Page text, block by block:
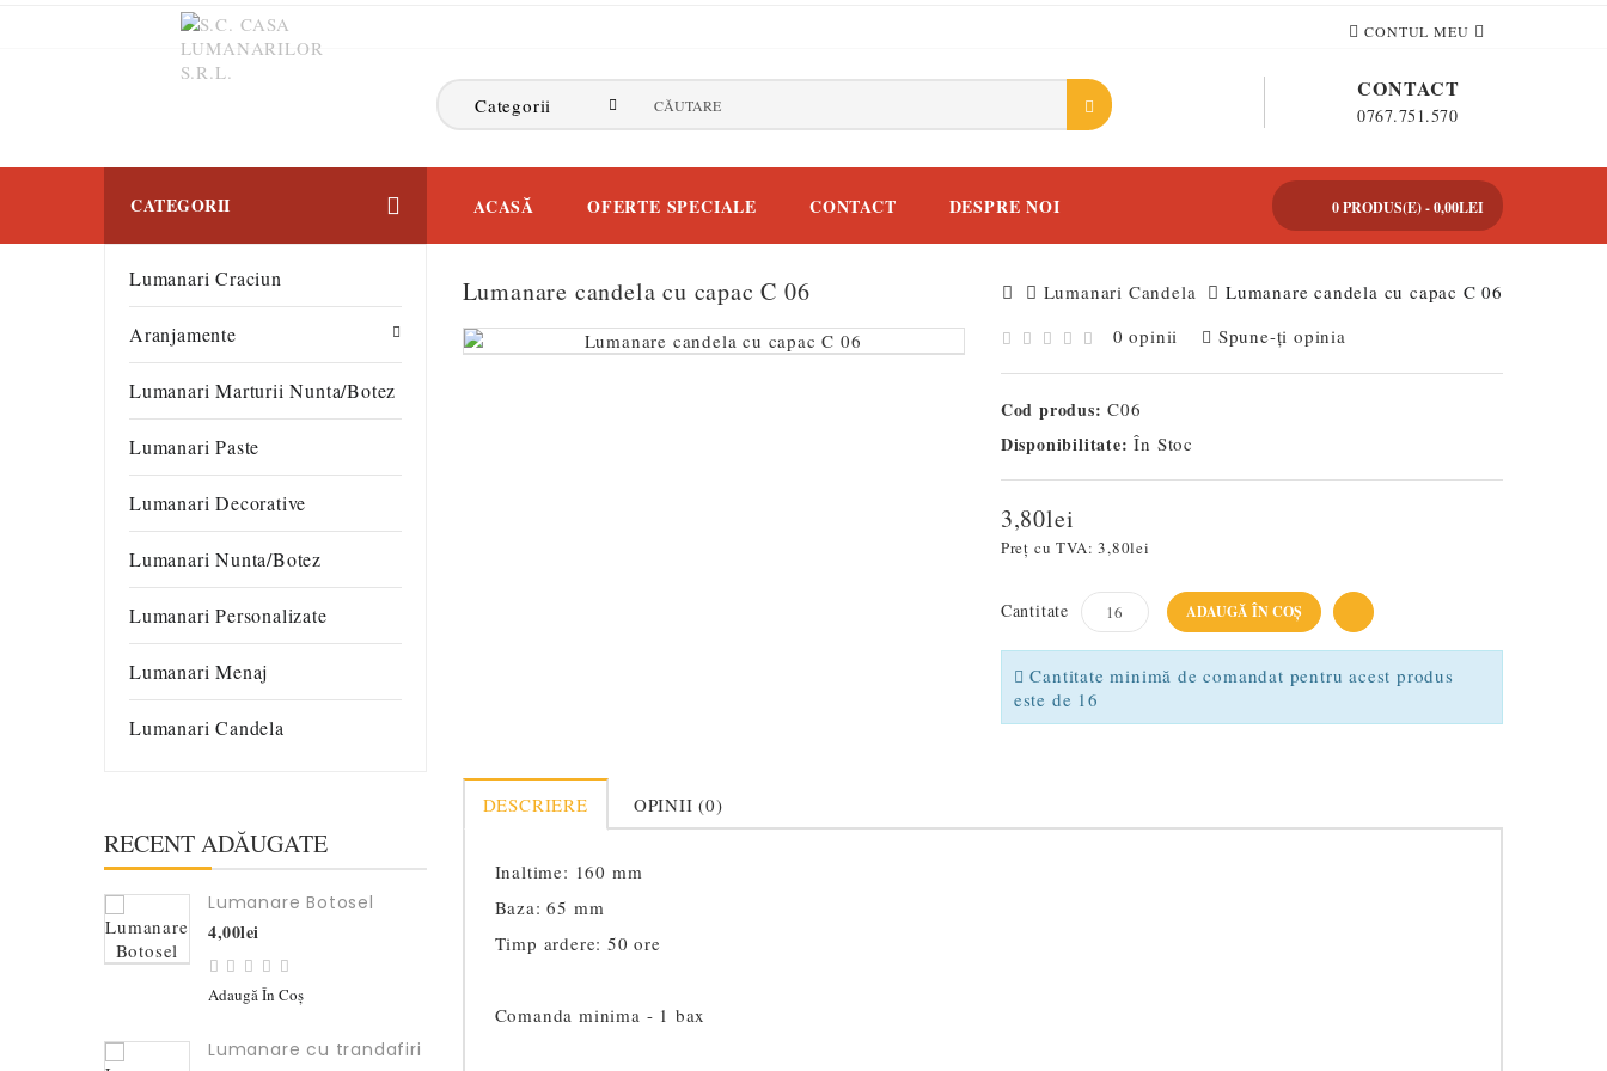
CONTUL MEU
CONTACT
0767.751.570
Categorii
CATEGORII ACASĂ OFERTE SPECIALE CONTACT DESPRE NOI 0 PRODUS(E) - 0,00LEI
Lumanari Craciun
Aranjamente
Lumanari Marturii Nunta/botez
Lumanari Paste
Lumanari Decorative
Lumanari Nunta/botez
Lumanari Personalizate
Lumanari Menaj
Lumanari Candela
RECENT ADĂUGATE
Lumanare Botosel
4,00lei
Adaugă În Coş
Lumanare cu trandafiri
Lumanari Candela Lumanare candela cu capac C 06
Lumanare candela cu capac C 06
0 opinii Spune-ţi opinia
Cod produs: C06
Disponibilitate: În Stoc
3,80lei
Preț cu TVA: 3,80lei
Cantitate ADAUGĂ ÎN COŞ
Cantitate minimă de comandat pentru acest produs
este de 16
DESCRIERE OPINII (0)
Inaltime: 160 mm
Baza: 65 mm
Timp ardere: 50 ore
Comanda minima - 1 bax